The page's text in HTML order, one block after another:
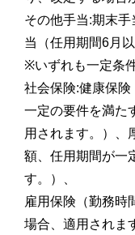
その他手当:期末
当（任用期間6月
※いずれも一定条
社会保険:健康保
一定の要件を満た
用されます。）、
額、任用期間が一
す。）、
雇用保険（勤務時
場合、適用されま